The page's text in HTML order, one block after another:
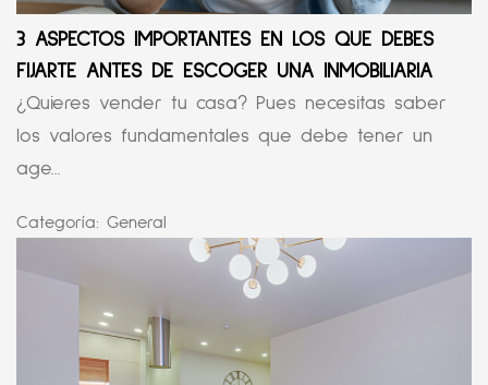
3 ASPECTOS IMPORTANTES EN LOS QUE DEBES
FIJARTE ANTES DE ESCOGER UNA INMOBILIARIA
¿Quieres vender tu casa? Pues necesitas saber
los valores fundamentales que debe tener un
age...
Categoría: General